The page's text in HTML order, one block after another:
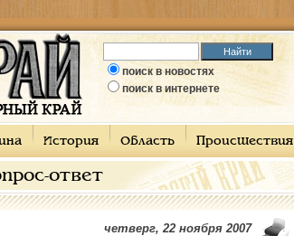
поиск в новостях
поиск в интернете
История Область Происшествия
ответ
четверг, 22 ноября 2007